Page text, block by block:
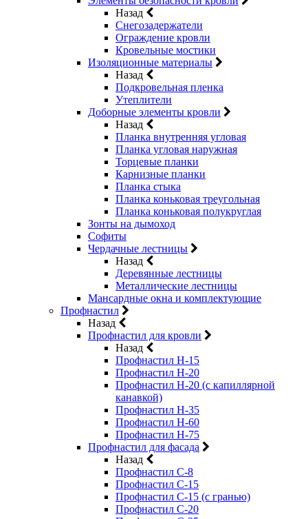
Назад
Снегозадержатели
Ограждение кровли
Кровельные мостики
Изоляционные материалы
Назад
Подкровельная пленка
Утеплители
Доборные элементы кровли
Назад
Планка внутренняя угловая
Планка угловая наружная
Торцевые планки
Карнизные планки
Планка стыка
Планка коньковая треугольная
Планка коньковая полукруглая
Зонты на дымоход
Софиты
Чердачные лестницы
Назад
Деревянные лестницы
Металлические лестницы
Мансардные окна и комплектующие
Профнастил
Назад
Профнастил для кровли
Назад
Профнастил Н-15
Профнастил Н-20
Профнастил Н-20 (с капиллярной
канавкой)
Профнастил Н-35
Профнастил Н-60
Профнастил Н-75
Профнастил для фасада
Назад
Профнастил С-8
Профнастил С-15
Профнастил С-15 (с гранью)
Профнастил С-20